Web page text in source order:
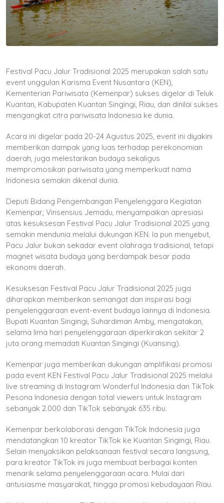
Festival Pacu Jalur Tradisional 2025 merupakan salah satu
event unggulan Karisma Event Nusantara (KEN),
Kementerian Pariwisata (Kemenpar) sukses digelar di Teluk
Kuantan, Kabupaten Kuantan Singingi, Riau, dan dinilai sukses
mengangkat citra pariwisata Indonesia ke dunia.
Acara ini digelar pada 20-24 Agustus 2025, event ini diyakini
memberikan dampak yang luas terhadap perekonomian
daerah, juga melestarikan budaya sekaligus
mempromosikan pariwisata yang memperkuat nama
Indonesia semakin dikenal dunia.
Deputi Bidang Pengembangan Penyelenggara Kegiatan
Kemenpar, Vinsensius Jemadu, menyampaikan apresiasi
atas kesuksesan Festival Pacu Jalur Tradisional 2025 yang
semakin mendunia melalui dukungan KEN. Ia pun menyebut,
Pacu Jalur bukan sekadar event olahraga tradisional, tetapi
magnet wisata budaya yang berdampak besar pada
ekonomi daerah.
Kesuksesan Festival Pacu Jalur Tradisional 2025 juga
diharapkan memberikan semangat dan inspirasi bagi
penyelenggaraan event-event budaya lainnya di Indonesia.
Bupati Kuantan Singingi, Suhardiman Amby, mengatakan,
selama lima hari penyelenggaraan diperkirakan sekitar 2
juta orang memadati Kuantan Singingi (Kuansing).
Kemenpar juga memberikan dukungan amplifikasi promosi
pada event KEN Festival Pacu Jalur Tradisional 2025 melalui
live streaming di Instagram Wonderful Indonesia dan TikTok
Pesona Indonesia dengan total viewers untuk Instagram
sebanyak 2.000 dan TikTok sebanyak 635 ribu.
Kemenpar berkolaborasi dengan TikTok Indonesia juga
mendatangkan 10 kreator TikTok ke Kuantan Singingi, Riau.
Selain menyaksikan pelaksanaan festival secara langsung,
para kreator TikTok ini juga membuat berbagai konten
menarik selama penyelenggaraan acara. Mulai dari
antusiasme masyarakat, hingga promosi kebudayaan Riau.